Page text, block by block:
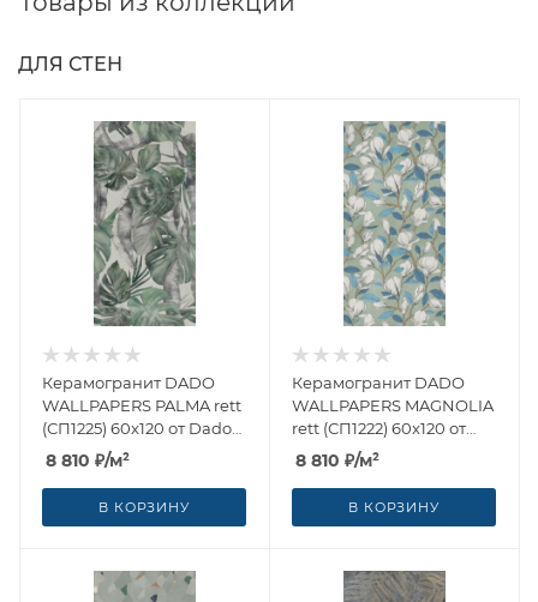
ДЛЯ СТЕН
Керамогранит DADO
WALLPAPERS PALMA rett
(СП1225) 60x120 от Dado
Ceramica (Италия)
8 810 ₽/м²
В КОРЗИНУ
Керамогранит DADO
WALLPAPERS MAGNOLIA
rett (СП1222) 60x120 от
Dado Ceramica (Италия)
8 810 ₽/м²
В КОРЗИНУ